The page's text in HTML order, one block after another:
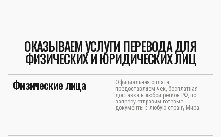
ОКАЗЫВАЕМ УСЛУГИ ПЕРЕВОДА ДЛЯ
ФИЗИЧЕСКИХ И ЮРИДИЧЕСКИХ ЛИЦ
Физические лица
Официальная оплата,
предоставляем чек, бесплатная
доставка в любой регион РФ, по
запросу отправим готовые
документы в любую страну Мира.